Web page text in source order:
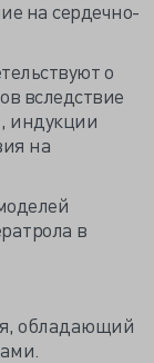
на сердечно-
о
вследствие
индукции
на
в
обладающий